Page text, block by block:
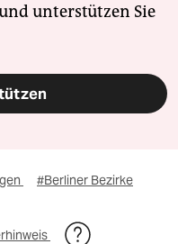
unterstützen Sie
#Berliner Bezirke